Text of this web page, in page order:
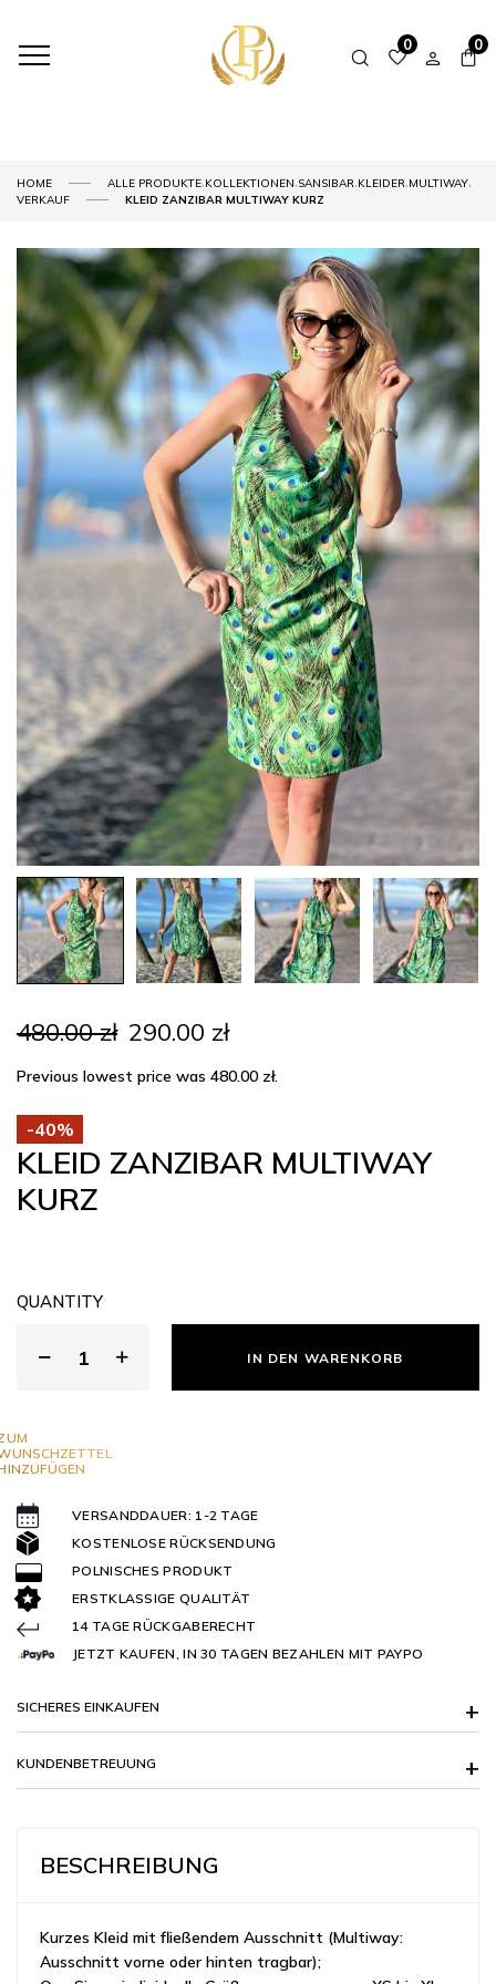
0 0
HOME ALLE PRODUKTE,KOLLEKTIONEN,SANSIBAR,KLEIDER,MULTIWAY,
VERKAUF
KLEID ZANZIBAR MULTIWAY KURZ
480.00zł Ursprünglicher
Preis
war:
480.00 zł
290.00 złAktueller
ist:
290.00 zł.
Previous lowest price was 480.00 zł.
-40%
KLEID ZANZIBAR MULTIWAY
KURZ
QUANTITY
IN DEN WARENKORB
VERSANDDAUER: 1-2 TAGE
KOSTENLOSE RÜCKSENDUNG
POLNISCHES PRODUKT
ERSTKLASSIGE QUALITÄT
14 TAGE RÜCKGABERECHT
JETZT KAUFEN, IN 30 TAGEN BEZAHLEN MIT PAYPO
SICHERES EINKAUFEN
KUNDENBETREUUNG
BESCHREIBUNG
Kurzes Kleid mit fließendem Ausschnitt (Multiway:
Ausschnitt vorne oder hinten tragbar);